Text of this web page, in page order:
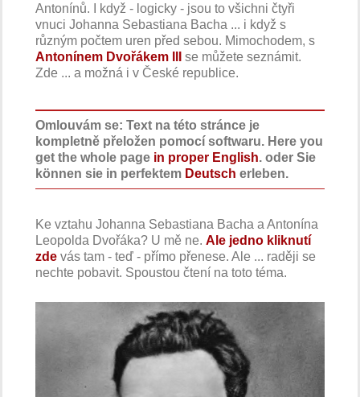
Antonínů. I když - logicky - jsou to všichni čtyři
vnuci Johanna Sebastiana Bacha ... i když s
různým počtem uren před sebou. Mimochodem, s
Antonínem Dvořákem III
se můžete seznámit.
Zde ... a možná i v České republice.
Omlouvám se: Text na této stránce je
kompletně přeložen pomocí softwaru. Here you
get the whole page in proper English. oder Sie
können sie in perfektem Deutsch erleben.
Ke vztahu Johanna Sebastiana Bacha a Antonína
Leopolda Dvořáka? U mě ne. Ale jedno kliknutí
zde vás tam - teď - přímo přenese. Ale ... raději se
nechte pobavit. Spoustou čtení na toto téma.